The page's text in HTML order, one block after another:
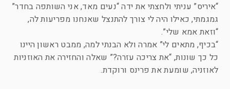
“איריס” עניתי ולחצתי את ידה “נעים מאד, אני השותפה בחדר”
גמגמתי, כאילו היה לי צורך להתנצל שאנחנו מפריעות לה,
“וזאת אמא שלי”.
“בכיף, מתאים לי” אמרה ולא הבנתי למה, ממבט ראשון היינו
כל כך שונות, “את צריכה עזרה?” שאלה והחזירה את האוזניות
לאוזניה, שומעת את פרינס ורוקדת.